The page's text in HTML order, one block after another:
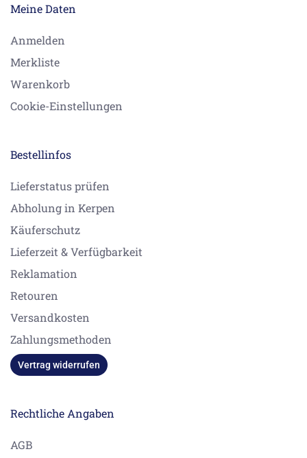
Meine Daten
Anmelden
Merkliste
Warenkorb
Cookie-Einstellungen
Bestellinfos
Lieferstatus prüfen
Abholung in Kerpen
Käuferschutz
Lieferzeit & Verfügbarkeit
Reklamation
Retouren
Versandkosten
Zahlungsmethoden
Vertrag widerrufen
Rechtliche Angaben
AGB